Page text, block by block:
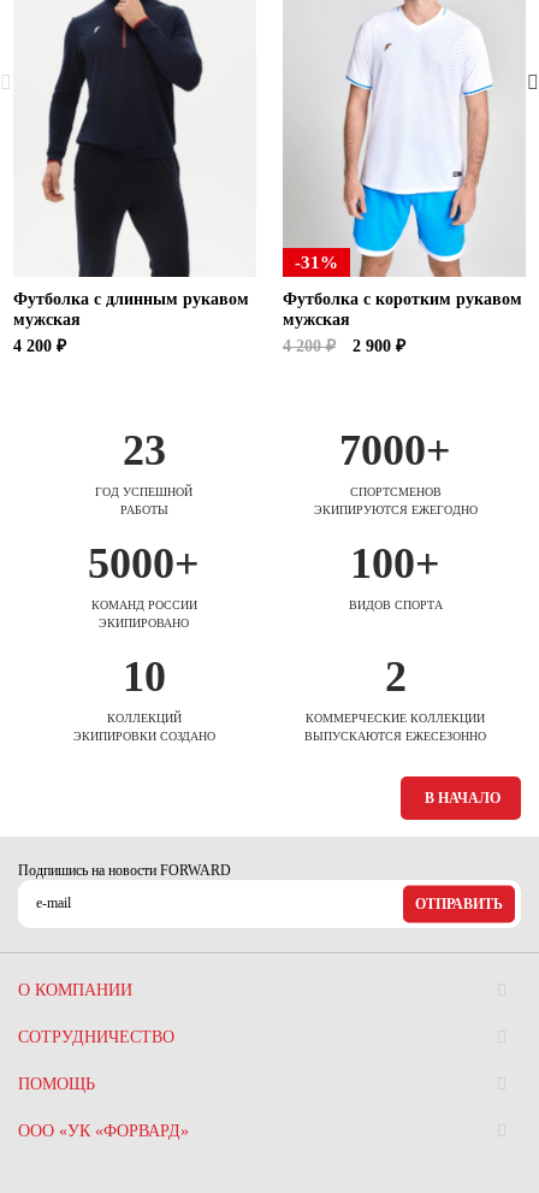
Футболка с длинным рукавом
мужская
4 200 ₽
-31%
Футболка с коротким рукавом
мужская
4 200 ₽
2 900 ₽
23
ГОД УСПЕШНОЙ
РАБОТЫ
7000+
СПОРТСМЕНОВ
ЭКИПИРУЮТСЯ ЕЖЕГОДНО
5000+
КОМАНД РОССИИ
ЭКИПИРОВАНО
100+
ВИДОВ СПОРТА
10
КОЛЛЕКЦИЙ
ЭКИПИРОВКИ СОЗДАНО
2
КОММЕРЧЕСКИЕ КОЛЛЕКЦИИ
ВЫПУСКАЮТСЯ ЕЖЕСЕЗОННО
В НАЧАЛО
Подпишись на новости FORWARD
ОТПРАВИТЬ
О КОМПАНИИ
СОТРУДНИЧЕСТВО
ПОМОЩЬ
ООО «УК «ФОРВАРД»